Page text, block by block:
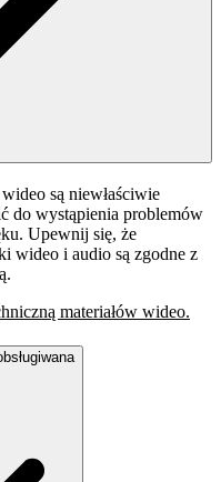
są niewłaściwie
do wystąpienia problemów
Upewnij się, że
wideo i audio są zgodne z
materiałów wideo.